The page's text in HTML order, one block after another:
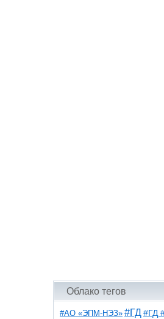
Облако тегов
#АО «ЭПМ-НЭЗ» #ГД #ГД